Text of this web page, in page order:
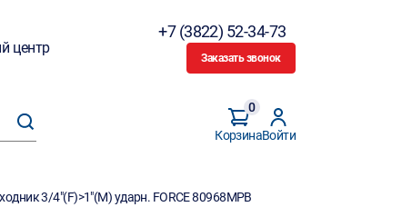
центр
+7 (3822) 52-34-73
Заказать звонок
Корзина
0
Войти
3/4"(F)>1"(M) ударн. FORCE 80968MPB